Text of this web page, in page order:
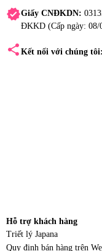
verifiedGiấy CNĐKDN:
ĐKKD (Cấp ngày: 08/
share Kết nối với chúng tôi:
Hỗ trợ khách hàng
Triết lý Japana
Quy định bán hàng trên